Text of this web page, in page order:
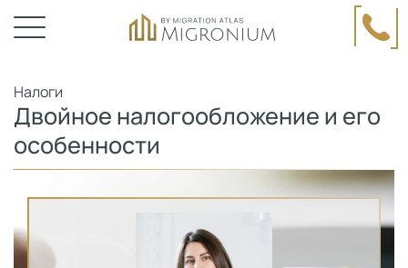
Налоги
Двойное налогообложение и его
особенности